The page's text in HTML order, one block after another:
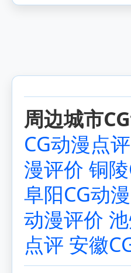
周边城市
CG动漫点评
漫评价 铜
阜阳CG动
动漫评价
点评 安徽